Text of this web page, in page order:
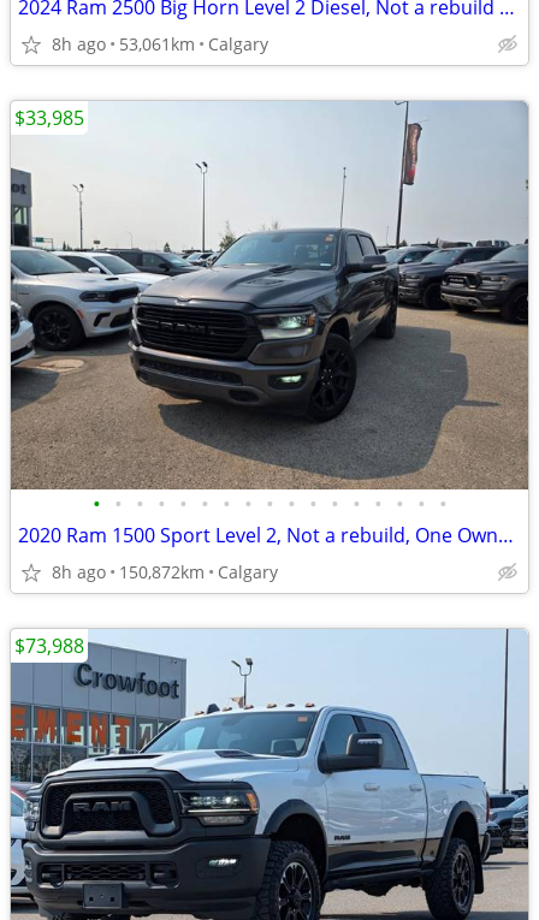
2024 Ram 2500 Big Horn Level 2 Diesel, Not a rebuild #11159
8h ago 53,061km Calgary
• • • • • • • • • • • • • • • • •
2020 Ram 1500 Sport Level 2, Not a rebuild, One Owner, Local #260609A
8h ago 150,872km Calgary
$33,985
$73,988